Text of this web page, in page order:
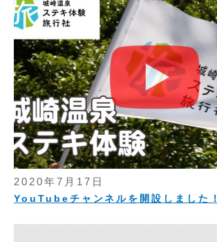
2020年7月17日
YouTubeチャンネルを開設しました！